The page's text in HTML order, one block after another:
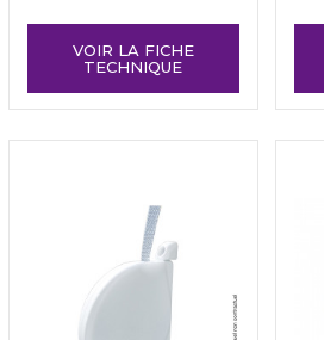
VOIR LA FICHE
TECHNIQUE